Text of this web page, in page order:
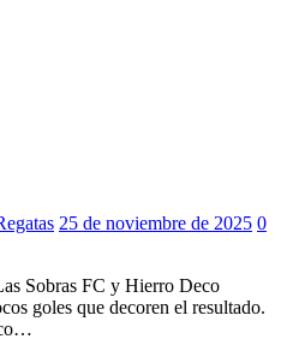
25 de noviembre de 2025 0
Sobras FC y Hierro Deco
goles que decoren el resultado.